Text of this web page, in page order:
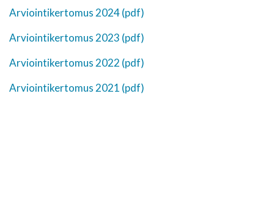
Arviointikertomus 2024 (pdf)
Arviointikertomus 2023 (pdf)
Arviointikertomus 2022 (pdf)
Arviointikertomus 2021 (pdf)